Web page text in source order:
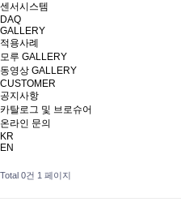
센서시스템
DAQ
GALLERY
적용사례
모루 GALLERY
동영상 GALLERY
CUSTOMER
공지사항
카탈로그 및 브로슈어
온라인 문의
KR
EN
Total 0건 1 페이지